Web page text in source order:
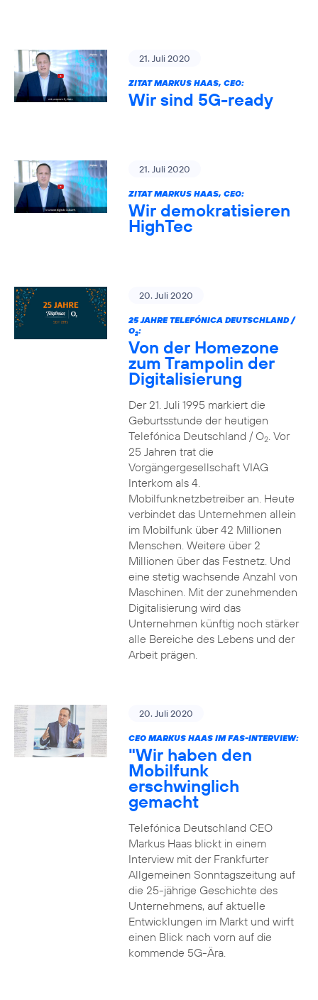
21. Juli 2020
ZITAT MARKUS HAAS, CEO:
Wir sind 5G-ready
21. Juli 2020
ZITAT MARKUS HAAS, CEO:
Wir demokratisieren
HighTec
20. Juli 2020
25 JAHRE TELEFÓNICA DEUTSCHLAND /
O2:
Von der Homezone
zum Trampolin der
Digitalisierung
Der 21. Juli 1995 markiert die
Geburtsstunde der heutigen
Telefónica Deutschland / O2. Vor
25 Jahren trat die
Vorgängergesellschaft VIAG
Interkom als 4.
Mobilfunknetzbetreiber an. Heute
verbindet das Unternehmen allein
im Mobilfunk über 42 Millionen
Menschen. Weitere über 2
Millionen über das Festnetz. Und
eine stetig wachsende Anzahl von
Maschinen. Mit der zunehmenden
Digitalisierung wird das
Unternehmen künftig noch stärker
alle Bereiche des Lebens und der
Arbeit prägen.
20. Juli 2020
CEO MARKUS HAAS IM FAS-INTERVIEW:
"Wir haben den
Mobilfunk
erschwinglich
gemacht
Telefónica Deutschland CEO
Markus Haas blickt in einem
Interview mit der Frankfurter
Allgemeinen Sonntagszeitung auf
die 25-jährige Geschichte des
Unternehmens, auf aktuelle
Entwicklungen im Markt und wirft
einen Blick nach vorn auf die
kommende 5G-Ära.